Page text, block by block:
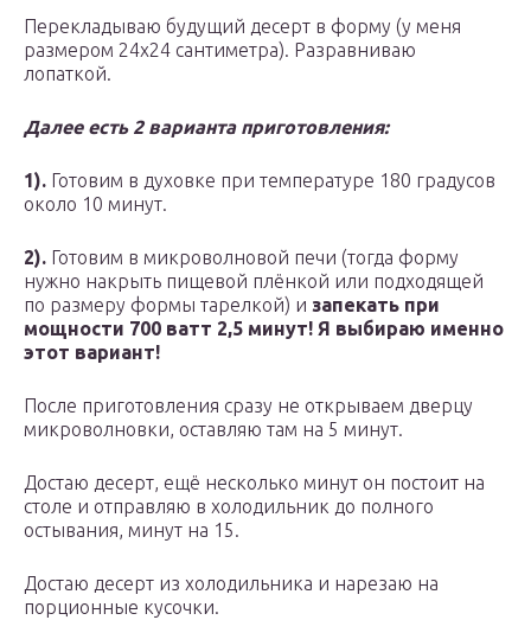
Перекладываю будущий десерт в форму (у меня
размером 24х24 сантиметра). Разравниваю
лопаткой.
Далее есть 2 варианта приготовления:
1). Готовим в духовке при температуре 180 градусов
около 10 минут.
2). Готовим в микроволновой печи (тогда форму
нужно накрыть пищевой плёнкой или подходящей
по размеру формы тарелкой) и запекать при
мощности 700 ватт 2,5 минут! Я выбираю именно
этот вариант!
После приготовления сразу не открываем дверцу
микроволновки, оставляю там на 5 минут.
Достаю десерт, ещё несколько минут он постоит на
столе и отправляю в холодильник до полного
остывания, минут на 15.
Достаю десерт из холодильника и нарезаю на
порционные кусочки.